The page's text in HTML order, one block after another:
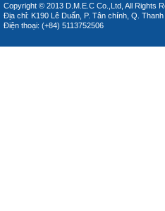
Copyright © 2013 D.M.E.C Co.,Ltd, All Rights
Địa chỉ: K190 Lê Duẩn, P. Tân chính, Q.
Điện thoại: (+84) 5113752506